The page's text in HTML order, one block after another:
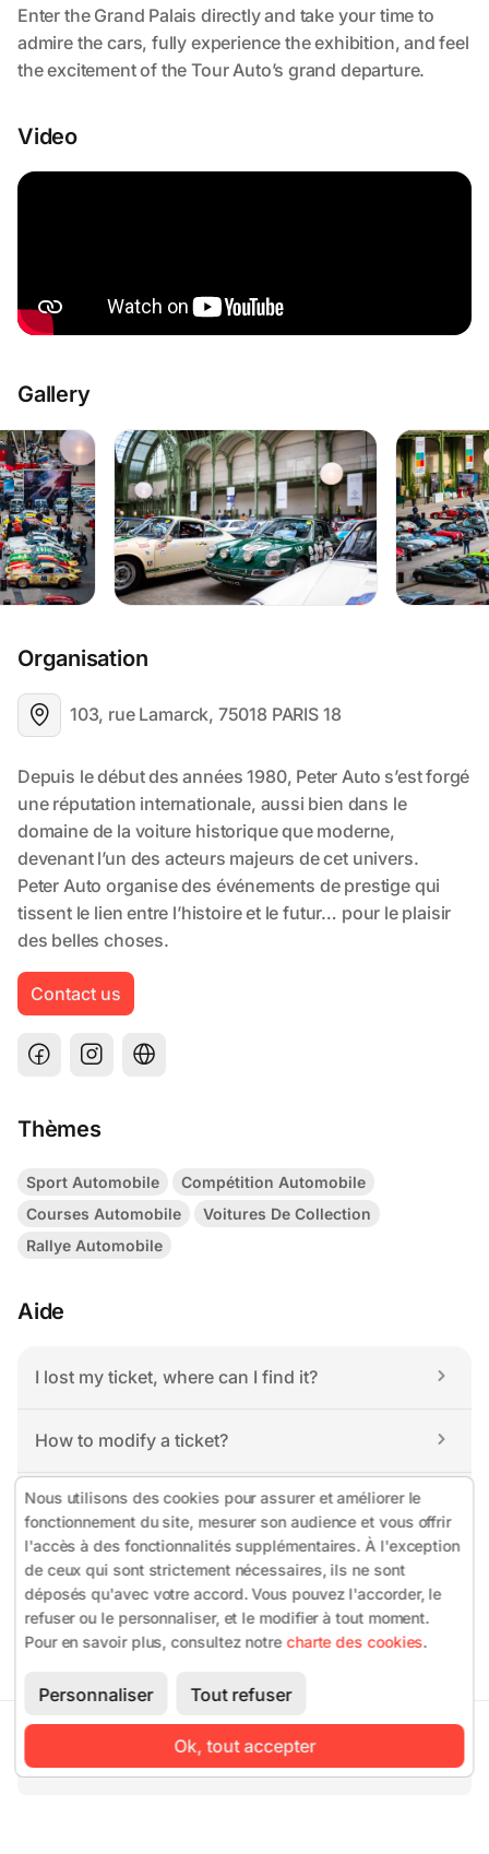
This event has ended.
Video
Gallery
Organisation
103, rue Lamarck, 75018 PARIS 18
Contact us
Thèmes
Sport Automobile
Compétition Automobile
Courses Automobile
Voitures De Collection
Rallye Automobile
Aide
I lost my ticket, where can I find it?
How to modify a ticket?
Others
Terms of use - Registration terms - Consent platform
Nous utilisons des cookies pour assurer et améliorer le
fonctionnement du site, mesurer son audience et vous offrir
l'accès à des fonctionnalités supplémentaires. À l'exception
de ceux qui sont strictement nécessaires, ils ne sont
déposés qu'avec votre accord. Vous pouvez l'accorder, le
refuser ou le personnaliser, et le modifier à tout moment.
Pour en savoir plus, consultez notrecharte des cookies.
Personnaliser Tout refuser
Ok, tout accepter